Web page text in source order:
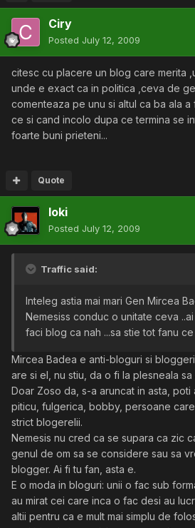
Ciry
Posted July 12, 2009
citesc cu placere un blog care merita
unde e exact ca in politica ,ceva de
comenteaza pe unu si altul ca ba ala a
ce si cand incolo dupa ce termina se
foarte buni prieteni...
Quote
loki
Posted July 12, 2009
Traffic said:
Inteleg astia mai mari Gen Mircea
Nemesiss conduc o unitate ceva
faci blog ca nah ...sa stie tot fanu
Mircea Badea e anti-bloguri si
are si el, nu stiu, da o fi la plesneala
Doar Zoso da, s-a aruncat in asta, poti
piticu, fulgerica, bobby, persoane
strict blogerelii.
Nemesis nu cred ca se supara ca zic
genul de om sa se considere sau sa
blogger. Ai fi tu fan, asta e.
E o moda in bloguri: unii o fac sub
au mirat cei care inca o fac desi au
altii pentru ca e mult mai simplu de